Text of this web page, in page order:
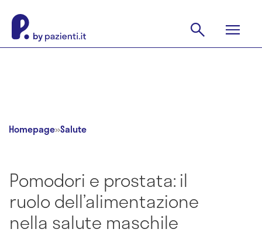
Homepage»Salute
Pomodori e prostata: il
ruolo dell’alimentazione
nella salute maschile